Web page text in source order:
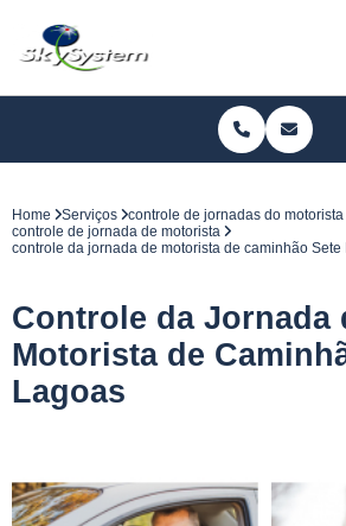
Home Serviços
controle de jornadas do motorista
controle de jornada de motorista
controle da jornada de motorista de caminhão Sete
Controle da Jornada
Motorista de
Lagoas